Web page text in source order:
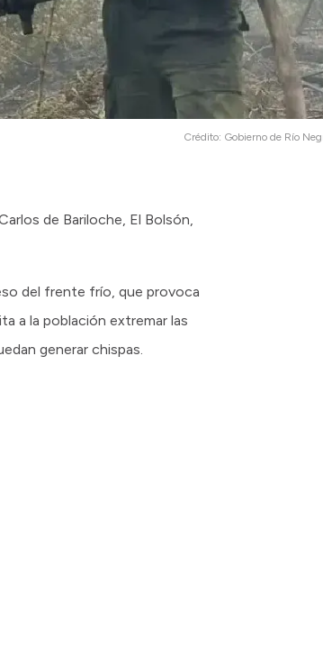
Crédito: Gobierno de Río
de Bariloche, El Bolsón,
del frente frío, que provoca
a la población extremar las
generar chispas.